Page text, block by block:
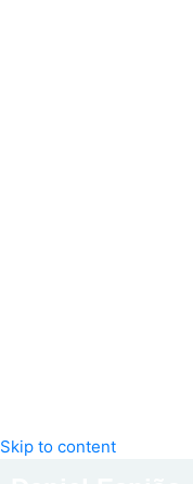
Skip to content